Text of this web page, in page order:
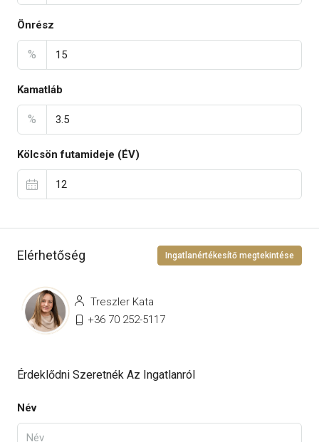
Önrész
%
Kamatláb
%
Kölcsön futamideje (ÉV)
Elérhetőség Ingatlanértékesítő megtekintése
Treszler Kata
+36 70 252-5117
Érdeklődni Szeretnék Az Ingatlanról
Név